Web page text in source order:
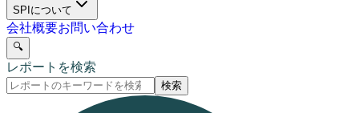
SPIについて
会社概要お問い合わせ
🔍
レポートを検索
検索